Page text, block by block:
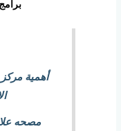
أهمية مركز
مصحه